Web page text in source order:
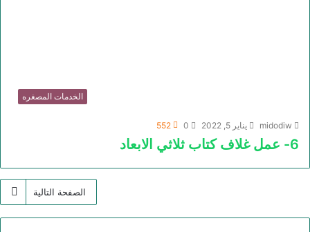
الخدمات المصغره
midodiw يناير 5, 2022 0
552
6- عمل غلاف كتاب ثلاثي الابعاد
الصفحة التالية